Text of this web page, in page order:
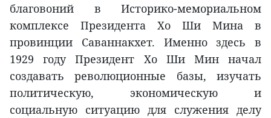
благовоний в Историко-мемориальном
комплексе Президента Хо Ши Мина в
провинции Саваннакхет. Именно здесь в
1929 году Президент Хо Ши Мин начал
создавать революционные базы, изучать
политическую, экономическую и
социальную ситуацию для служения делу